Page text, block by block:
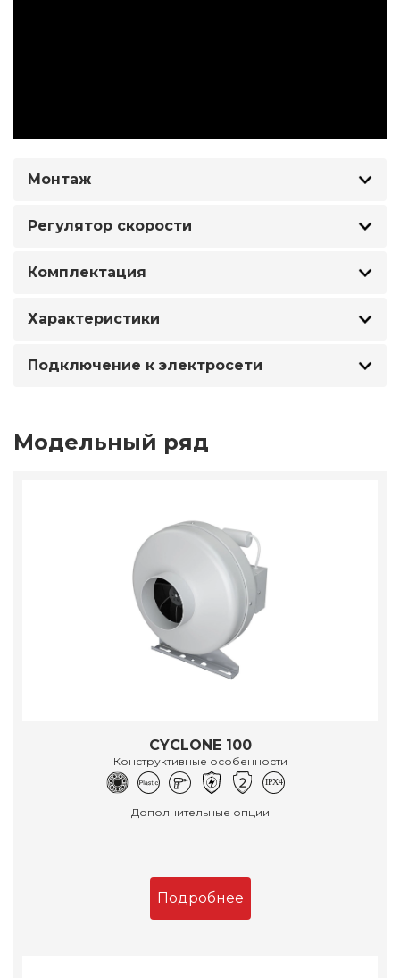
Монтаж
Регулятор скорости
Комплектация
Характеристики
Подключение к электросети
Модельный ряд
CYCLONE 100
Конструктивные особенности
Дополнительные опции
Подробнее